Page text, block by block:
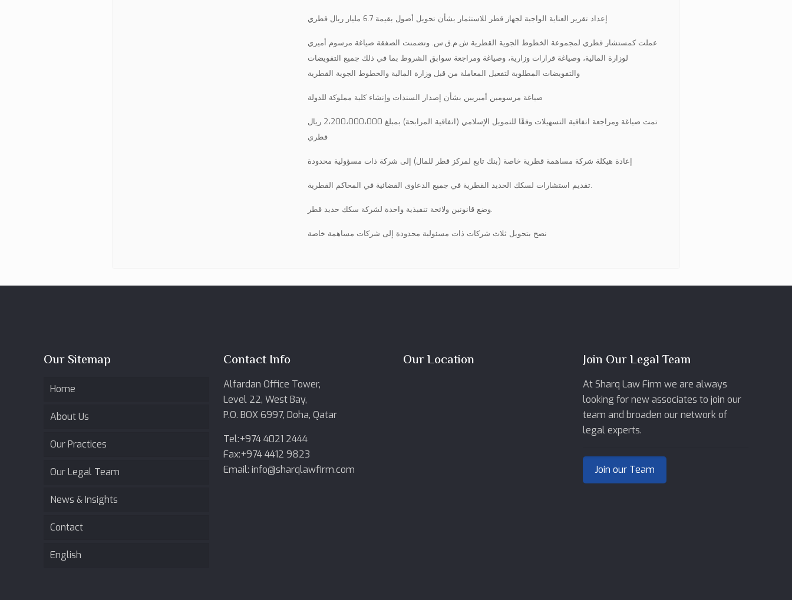
إعداد تقرير العناية الواجبة لجهاز قطر للاستثمار بشأن تحويل أصول بقيمة 6.7 مليار ريال قطري
عملت كمستشار قطري لمجموعة الخطوط الجوية القطرية ش.م.ق.س. وتضمنت الصفقة صياغة مرسوم أميري
لوزارة المالية، وصياغة قرارات وزارية، وصياغة ومراجعة سوابق الشروط بما في ذلك جميع التفويضات
والتفويضات المطلوبة لتفعيل المعاملة من قبل وزارة المالية والخطوط الجوية القطرية
صياغة مرسومين أميريين بشأن إصدار السندات وإنشاء كلية مملوكة للدولة
تمت صياغة ومراجعة اتفاقية التسهيلات وفقًا للتمويل الإسلامي (اتفاقية المرابحة) بمبلغ 2،200،000،000 ريال
قطري
إعادة هيكلة شركة مساهمة قطرية خاصة (بنك تابع لمركز قطر للمال) إلى شركة ذات مسؤولية محدودة
تقديم استشارات لسكك الحديد القطرية في جميع الدعاوى القضائية في المحاكم القطرية.
وضع قانونين ولائحة تنفيذية واحدة لشركة سكك حديد قطر.
نصح بتحويل ثلاث شركات ذات مسئولية محدودة إلى شركات مساهمة خاصة
Our Sitemap
Home
About Us
Our Practices
Our Legal Team
News & Insights
Contact
English
Contact Info
Alfardan Office Tower,
Level 22, West Bay,
P.O. BOX 6997, Doha, Qatar
Tel:+974 4021 2444
Fax:+974 4412 9823
Email: info@sharqlawfirm.com
Our Location Join Our Legal Team
At Sharq Law Firm we are always
looking for new associates to join our
team and broaden our network of
legal experts.
Join our Team